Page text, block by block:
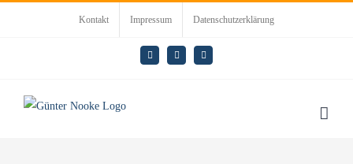
Kontakt Impressum Datenschutzerklärung
E-
Mail
LinkedInRss